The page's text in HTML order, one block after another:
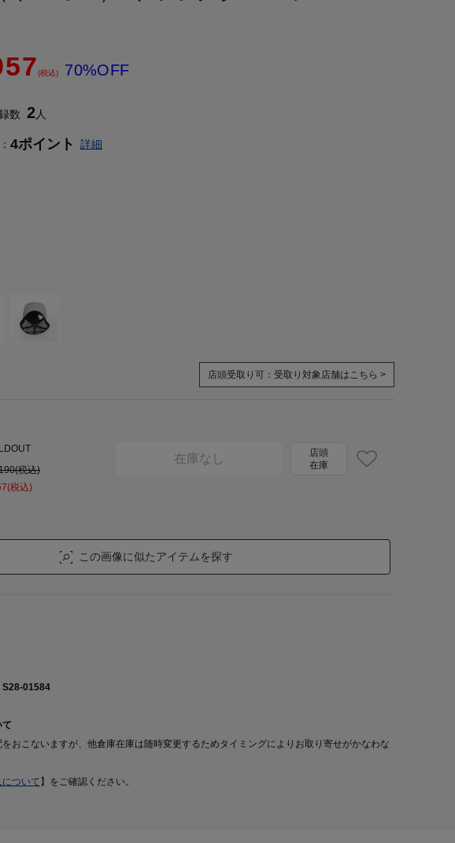
(税込) 70%OFF
数 2人
4ポイント 詳細
店頭受取り可： 受取り対象店舗はこちら >
税込)
税込)
在庫なし
店頭
在庫
この画像に似たアイテムを探す
S28-01584
おこないますが、他倉庫在庫は随時変更するためタイミングによりお取り寄せがかなわな
ついて 】をご確認ください。